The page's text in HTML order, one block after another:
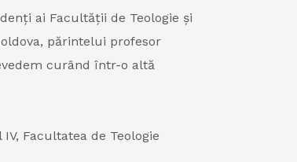
ai Facultății de Teologie și
părintelui profesor
curând într-o altă
Facultatea de Teologie